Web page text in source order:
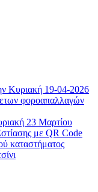
Κυριακή 19-04-2026
φοροαπαλλαγών
23 Μαρτίου
με QR Code
καταστήματος